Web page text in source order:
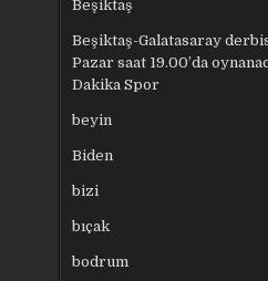
Beşiktaş
Beşiktaş-Galatasaray
Pazar saat 19.00’da
Dakika Spor
beyin
Biden
bizi
bıçak
bodrum